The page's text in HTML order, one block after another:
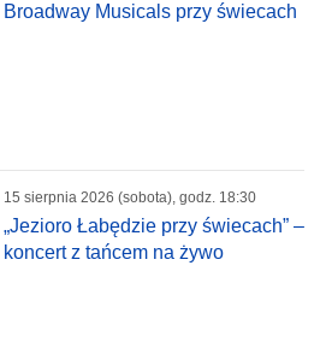
Broadway Musicals przy świecach
15 sierpnia 2026 (sobota), godz. 18:30
„Jezioro Łabędzie przy świecach” –
koncert z tańcem na żywo